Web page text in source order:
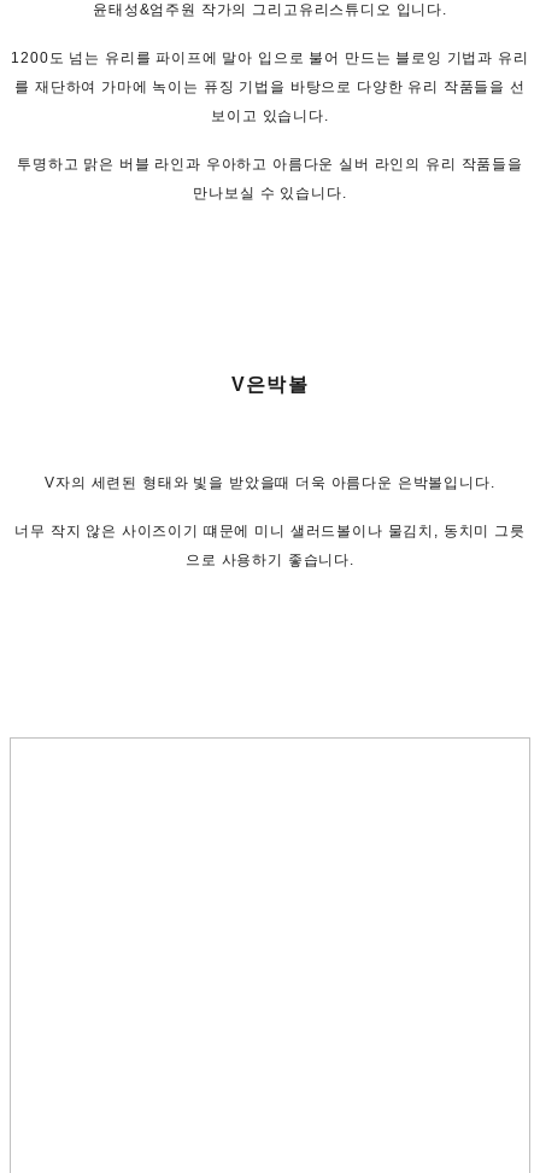
윤태성&엄주원 작가의 그리고유리스튜디오 입니다.
1200도 넘는 유리를 파이프에 말아 입으로 불어 만드는 블로잉 기법과 유리
를 재단하여 가마에 녹이는 퓨징 기법을 바탕으로 다양한 유리 작품들을 선
보이고 있습니다.
투명하고 맑은 버블 라인과 우아하고 아름다운 실버 라인의 유리 작품들을
만나보실 수 있습니다.
V은박볼
V자의 세련된 형태와 빛을 받았을때 더욱 아름다운 은박볼입니다.
너무 작지 않은 사이즈이기 떄문에 미니 샐러드볼이나 물김치, 동치미 그릇
으로 사용하기 좋습니다.